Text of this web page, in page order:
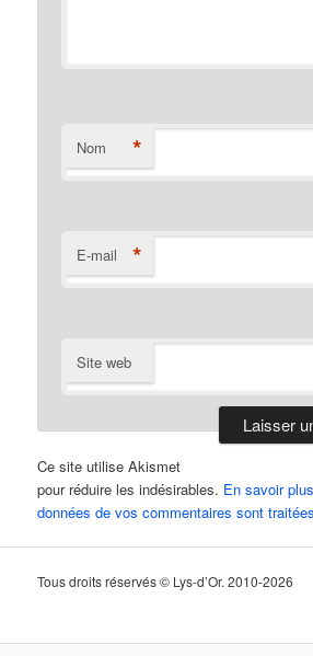
Nom *
E-mail *
Site web
Ce site utilise Akismet
pour réduire les indésirables. En savoir
données de vos commentaires sont traitées
Tous droits réservés © Lys-d’Or. 2010-2026